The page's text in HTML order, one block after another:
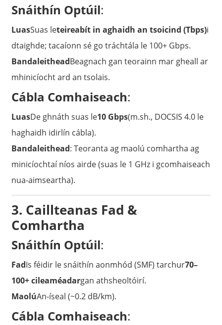
Snáithín Optúil:
LuasSuas leteireabít in aghaidh an tsoicind (Tbps)i
dtaighde; tacaíonn sé go tráchtála le 100+ Gbps.
BandaleitheadBeagnach gan teorainn mar gheall ar
mhinicíocht ard an tsolais.
Cábla Comhaiseach:
LuasDe ghnáth suas le10 Gbps(m.sh., DOCSIS 4.0 le
haghaidh idirlín cábla).
Bandaleithead: Teoranta ag maolú comhartha ag
minicíochtaí níos airde (suas le 1 GHz i gcomhaiseach
nua-aimseartha).
3. Caillteanas Fad &
Comhartha
Snáithín Optúil:
FadIs féidir le snáithín aonmhód (SMF) tarchur70–
100+ cileaméadargan athsheoltóirí.
MaolúAn-íseal (~0.2 dB/km).
Cábla Comhaiseach: